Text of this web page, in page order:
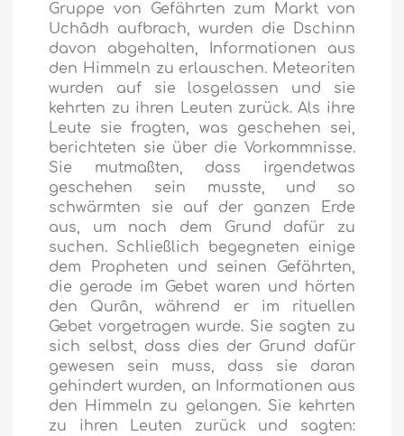
Gruppe von Gefährten zum Markt von
Uchâdh aufbrach, wurden die Dschinn
davon abgehalten, Informationen aus
den Himmeln zu erlauschen. Meteoriten
wurden auf sie losgelassen und sie
kehrten zu ihren Leuten zurück. Als ihre
Leute sie fragten, was geschehen sei,
berichteten sie über die Vorkommnisse.
Sie mutmaßten, dass irgendetwas
geschehen sein musste, und so
schwärmten sie auf der ganzen Erde
aus, um nach dem Grund dafür zu
suchen. Schließlich begegneten einige
dem Propheten und seinen Gefährten,
die gerade im Gebet waren und hörten
den Qurân, während er im rituellen
Gebet vorgetragen wurde. Sie sagten zu
sich selbst, dass dies der Grund dafür
gewesen sein muss, dass sie daran
gehindert wurden, an Informationen aus
den Himmeln zu gelangen. Sie kehrten
zu ihren Leuten zurück und sagten: